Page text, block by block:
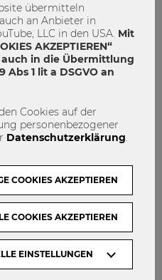
übermitteln
an Anbieter in
LLC in den USA. Mit
AKZEPTIEREN“
in die Übermittlung
1 lit a DSGVO an
Cookies auf der
personenbezogener
Datenschutzerklärung
EINSTELLUNGEN
COOKIES AKZEPTIEREN
COOKIES AKZEPTIEREN